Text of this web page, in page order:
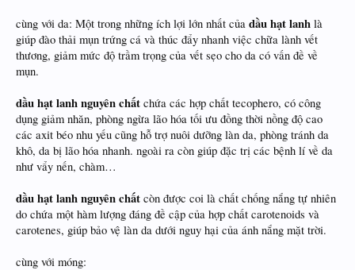
cùng với da: Một trong những ích lợi lớn nhất của dầu hạt lanh là
giúp đào thải mụn trứng cá và thúc đẩy nhanh việc chữa lành vết
thương, giảm mức độ trầm trọng của vết sẹo cho da có vấn đề về
mụn.
dầu hạt lanh nguyên chất chứa các hợp chất tecophero, có công
dụng giảm nhăn, phòng ngừa lão hóa tối ưu đồng thời nồng độ cao
các axit béo nhu yếu cũng hỗ trợ nuôi dưỡng làn da, phòng tránh da
khô, da bị lão hóa nhanh. ngoài ra còn giúp đặc trị các bệnh lí về da
như vẩy nến, chàm…
dầu hạt lanh nguyên chất còn được coi là chất chống nắng tự nhiên
do chứa một hàm lượng đáng đề cập của hợp chất carotenoids và
carotenes, giúp bảo vệ làn da dưới nguy hại của ánh nắng mặt trời.
cùng với móng: